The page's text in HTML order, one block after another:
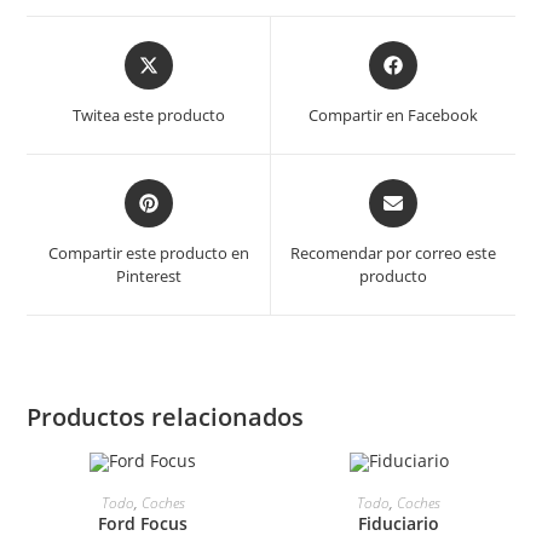
Se
abre
una
nueva
Twitea este producto
Se
abre
una
nueva
Compartir en Facebook
Se
abre
una
Compartir este producto en
Pinterest
Se
abre
una
Recomendar por correo este
producto
Productos relacionados
Todo, Coches
Ford Focus
Todo, Coches
Fiduciario